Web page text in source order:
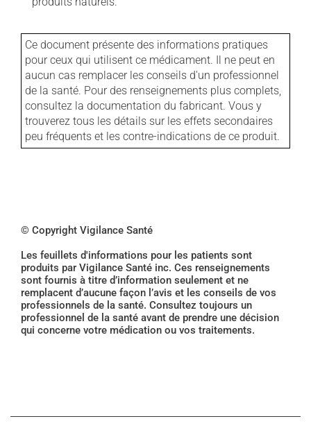
Ce document présente des informations pratiques
pour ceux qui utilisent ce médicament. Il ne peut en
aucun cas remplacer les conseils d'un professionnel
de la santé. Pour des renseignements plus complets,
consultez la documentation du fabricant. Vous y
trouverez tous les détails sur les effets secondaires
peu fréquents et les contre-indications de ce produit.
© Copyright Vigilance Santé
Les feuillets d'informations pour les patients sont
produits par Vigilance Santé inc. Ces renseignements
sont fournis à titre d’information seulement et ne
remplacent d’aucune façon l’avis et les conseils de vos
professionnels de la santé. Consultez toujours un
professionnel de la santé avant de prendre une décision
qui concerne votre médication ou vos traitements.